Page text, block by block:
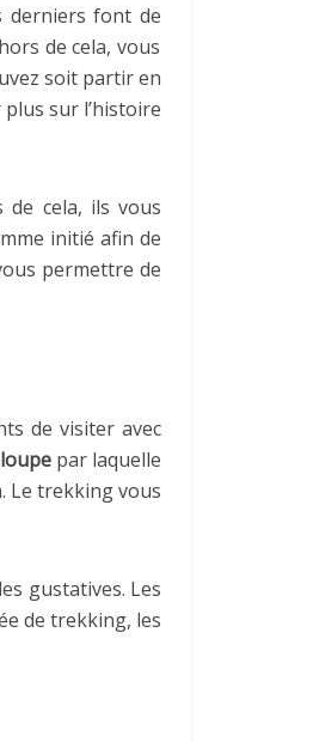
derniers font de
de cela, vous
soit partir en
sur l’histoire
de cela, ils vous
initié afin de
permettre de
de visiter avec
par laquelle
Le trekking vous
gustatives. Les
de trekking, les